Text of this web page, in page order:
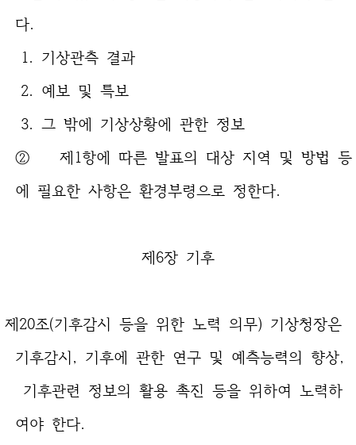
다.
1. 기상관측 결과
2. 예보 및 특보
3. 그 밖에 기상상황에 관한 정보
② 제1항에 따른 발표의 대상 지역 및 방법 등
에 필요한 사항은 환경부령으로 정한다.
제6장 기후
제20조(기후감시 등을 위한 노력 의무) 기상청장은
기후감시, 기후에 관한 연구 및 예측능력의 향상,
기후관련 정보의 활용 촉진 등을 위하여 노력하
여야 한다.